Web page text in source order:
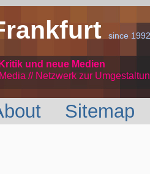
since 1992
und neue Medien
// Netzwerkzur
Sitemap